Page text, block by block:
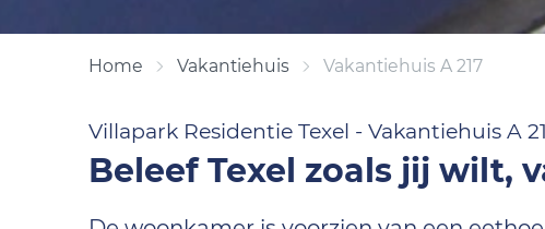
Home Vakantiehuis Vakantiehuis A 217
Villapark Residentie Texel - Vakantiehuis A
Beleef Texel zoals jij wilt,